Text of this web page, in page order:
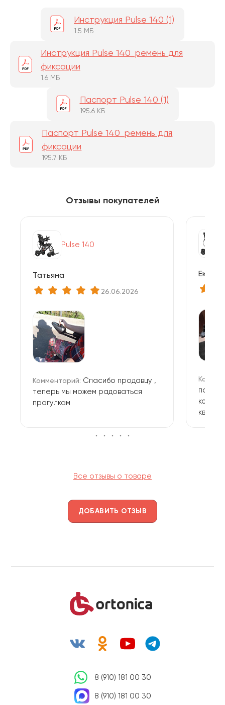
Отзывы покупателей
Pulse 140
Татьяна
26.06.2026
Комментарий: Спасибо продавцу ,
теперь мы можем радоваться
прогулкам
Все отзывы о товаре
ДОБАВИТЬ ОТЗЫВ
Инструкция Pulse 140 (1)
1.5 МБ
Инструкция Pulse 140_ремень для
фиксации
1.6 МБ
Паспорт Pulse 140 (1)
195.6 КБ
Паспорт Pulse 140_ремень для
фиксации
195.7 КБ
8 (910) 181 00 30
8 (910) 181 00 30